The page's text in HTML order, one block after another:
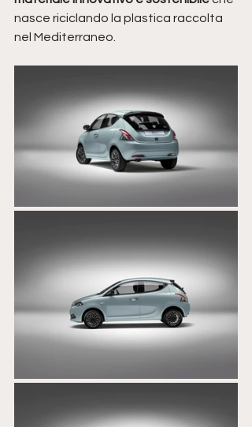
nasce riciclando la plastica raccolta
nel Mediterraneo.